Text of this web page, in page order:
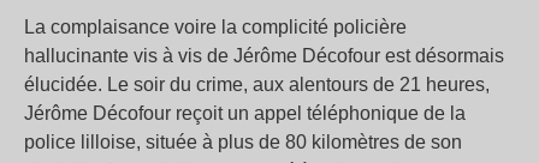
La complaisance voire la complicité policière
hallucinante vis à vis de Jérôme Décofour est désormais
élucidée. Le soir du crime, aux alentours de 21 heures,
Jérôme Décofour reçoit un appel téléphonique de la
police lilloise, située à plus de 80 kilomètres de son